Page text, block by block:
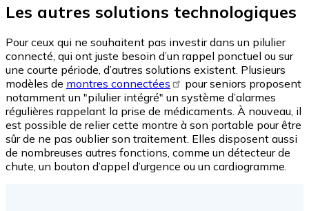
Les autres solutions technologiques
Pour ceux qui ne souhaitent pas investir dans un pilulier
connecté, qui ont juste besoin d’un rappel ponctuel ou sur
une courte période, d’autres solutions existent. Plusieurs
modèles de montres connectées
pour seniors proposent
notamment un "pilulier intégré" un système d’alarmes
régulières rappelant la prise de médicaments. À nouveau, il
est possible de relier cette montre à son portable pour être
sûr de ne pas oublier son traitement. Elles disposent aussi
de nombreuses autres fonctions, comme un détecteur de
chute, un bouton d’appel d’urgence ou un cardiogramme.